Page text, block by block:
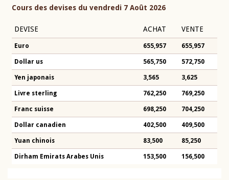
Cours des devises du vendredi 7 Août 2026
DEVISE ACHAT VENTE
Euro 655,957 655,957
Dollar us 565,750 572,750
Yen japonais 3,565 3,625
Livre sterling 762,250 769,250
Franc suisse 698,250 704,250
Dollar canadien 402,500 409,500
Yuan chinois 83,500 85,250
Dirham Emirats Arabes Unis 153,500 156,500